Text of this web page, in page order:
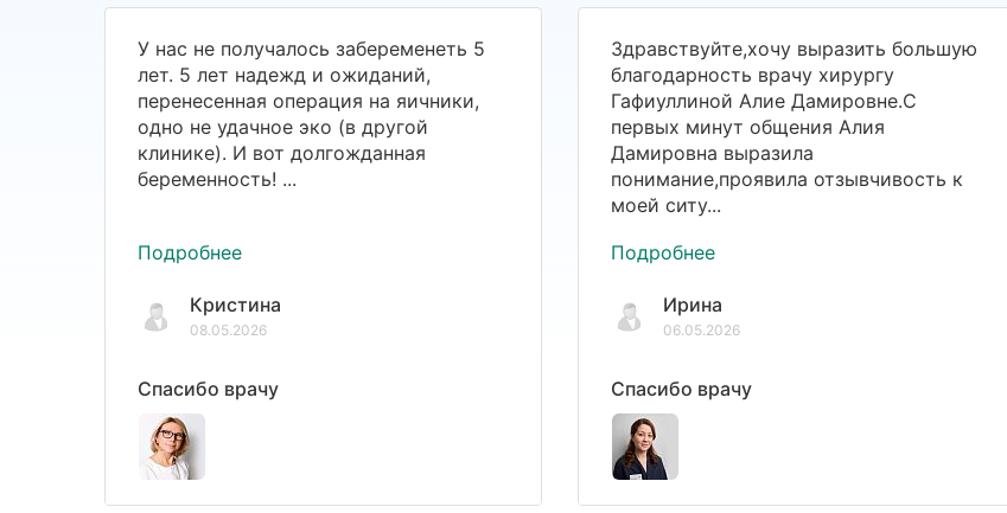
У нас не получалось забеременеть 5
лет. 5 лет надежд и ожиданий,
перенесенная операция на яичники,
одно не удачное эко (в другой
клинике). И вот долгожданная
беременность! ...
Подробнее
Кристина
08.05.2026
Спасибо врачу
Здравствуйте,хочу выразить большую
благодарность врачу хирургу
Гафиуллиной Алие Дамировне.С
первых минут общения Алия
Дамировна выразила
понимание,проявила отзывчивость к
моей ситу...
Подробнее
Ирина
06.05.2026
Спасибо врачу